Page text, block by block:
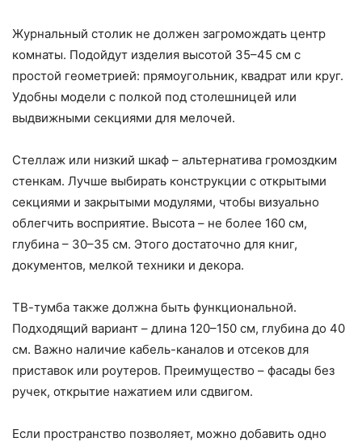
Журнальный столик не должен загромождать центр
комнаты. Подойдут изделия высотой 35–45 см с
простой геометрией: прямоугольник, квадрат или круг.
Удобны модели с полкой под столешницей или
выдвижными секциями для мелочей.
Стеллаж или низкий шкаф – альтернатива громоздким
стенкам. Лучше выбирать конструкции с открытыми
секциями и закрытыми модулями, чтобы визуально
облегчить восприятие. Высота – не более 160 см,
глубина – 30–35 см. Этого достаточно для книг,
документов, мелкой техники и декора.
ТВ-тумба также должна быть функциональной.
Подходящий вариант – длина 120–150 см, глубина до 40
см. Важно наличие кабель-каналов и отсеков для
приставок или роутеров. Преимущество – фасады без
ручек, открытие нажатием или сдвигом.
Если пространство позволяет, можно добавить одно